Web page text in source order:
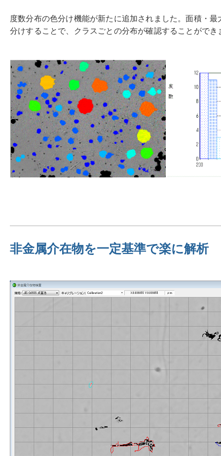
度数分布の色分け機能が新たに追加されました。面積・
分けすることで、クラスごとの分布が確認することができ
非金属介在物を一定基準で楽に解析